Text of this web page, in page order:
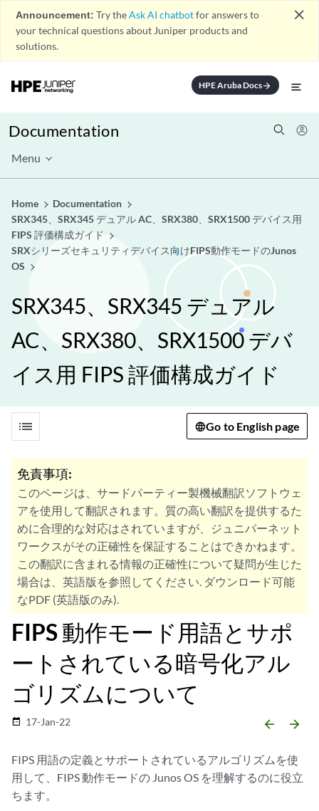
Announcement: Try theAsk AI chatbotfor answers to
your technical questions about Juniper products and
solutions.
close
HPE Aruba Docsarrow_forward
Documentation
Menu
Home
Documentation
SRX345、SRX345 デュアル AC、SRX380、SRX1500 デバイス用
FIPS 評価構成ガイド
SRXシリーズセキュリティデバイス向けFIPS動作モードのJunos
OS
SRX345、SRX345 デュアル
AC、SRX380、SRX1500 デバ
イス用 FIPS 評価構成ガイド
list Go to English page
免責事項:
このページは、サードパーティー製機械翻訳ソフトウェ
アを使用して翻訳されます。質の高い翻訳を提供するた
めに合理的な対応はされていますが、ジュニパーネット
ワークスがその正確性を保証することはできかねます。
この翻訳に含まれる情報の正確性について疑問が生じた
場合は、英語版を参照してください. ダウンロード可能
なPDF (英語版のみ).
FIPS 動作モード用語とサポ
ートされている暗号化アル
ゴリズムについて
date_range 17-Jan-22 arrow_backward arrow_forward
FIPS 用語の定義とサポートされているアルゴリズムを使
用して、FIPS 動作モードの Junos OS を理解するのに役立
ちます。